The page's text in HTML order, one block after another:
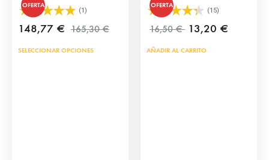
OFERTA
(1)
148,77 € 165,30€
SELECCIONAR OPCIONES
OFERTA
(15)
16,50€ 13,20 €
AÑADIR AL CARRITO